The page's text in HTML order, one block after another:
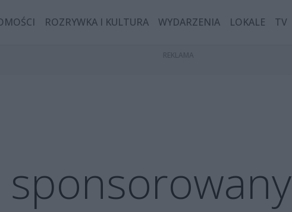
ROZRYWKA I KULTURA WYDARZENIA LOKALE TV
sponsorowany